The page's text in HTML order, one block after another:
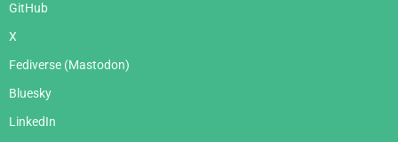
GitHub
X
Fediverse (Mastodon)
Bluesky
LinkedIn